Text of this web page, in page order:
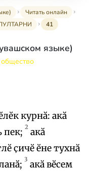
Читать онлайн
41
языке)
курнӑ: акӑ
пек; 2 акӑ
ҫичӗ ӗне тухнӑ
3 акӑ вӗсем